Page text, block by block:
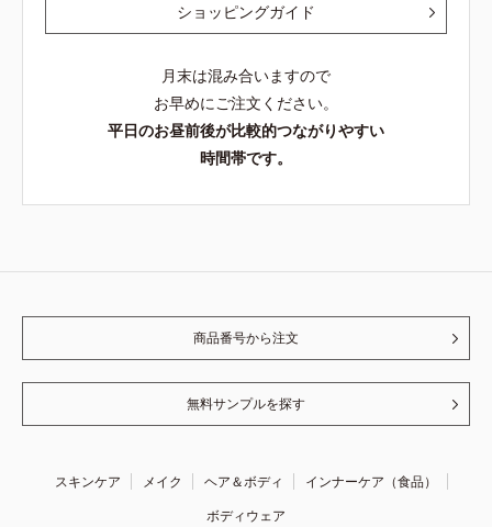
ショッピングガイド
月末は混み合いますので
お早めにご注文ください。
平日のお昼前後が比較的つながりやすい
時間帯です。
商品番号から注文
無料サンプルを探す
スキンケア メイク ヘア＆ボディ
インナーケア（食品）
ボディウェア